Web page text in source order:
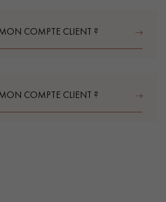
sont disponibles au
28 79 01 41
COMPTE CLIENT ?
COMPTE CLIENT ?